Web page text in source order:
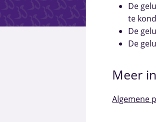
De
te
De
De
Meer
Algemene